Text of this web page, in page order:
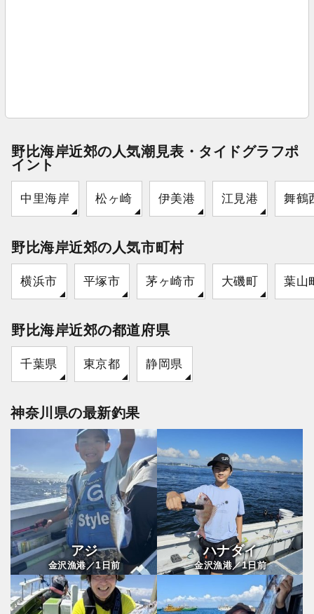
野比海岸近郊の人気潮見表・タイドグラフポ
イント
中里海岸 松ヶ崎 伊美港 江見港 舞鶴
野比海岸近郊の人気市町村
横浜市 平塚市 茅ヶ崎市 大磯町 葉山
野比海岸近郊の都道府県
千葉県 東京都 静岡県
神奈川県の最新釣果
アジ
金沢漁港／1日前
ハナダイ
金沢漁港／1日前